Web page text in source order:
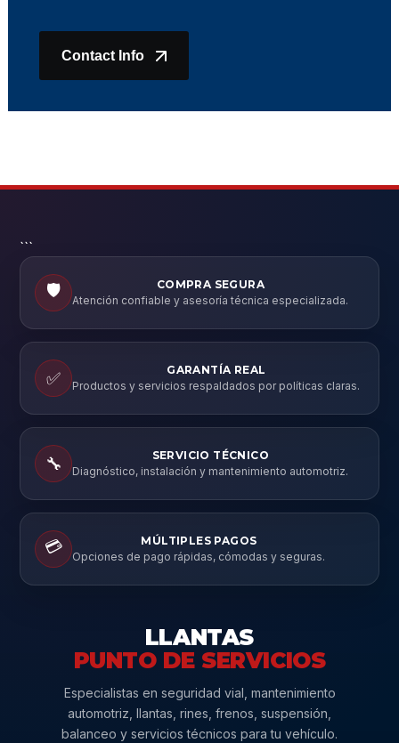
Contact Info
```
🛡️
COMPRA SEGURA
Atención confiable y asesoría técnica especializada.
✅
GARANTÍA REAL
Productos y servicios respaldados por políticas claras.
🔧
SERVICIO TÉCNICO
Diagnóstico, instalación y mantenimiento automotriz.
💳
MÚLTIPLES PAGOS
Opciones de pago rápidas, cómodas y seguras.
LLANTAS
PUNTO DE SERVICIOS
Especialistas en seguridad vial, mantenimiento
automotriz, llantas, rines, frenos, suspensión,
balanceo y servicios técnicos para tu vehículo.